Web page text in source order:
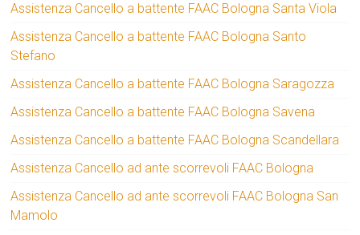
Assistenza Cancello a battente FAAC Bologna Santa Viola
Assistenza Cancello a battente FAAC Bologna Santo
Stefano
Assistenza Cancello a battente FAAC Bologna Saragozza
Assistenza Cancello a battente FAAC Bologna Savena
Assistenza Cancello a battente FAAC Bologna Scandellara
Assistenza Cancello ad ante scorrevoli FAAC Bologna
Assistenza Cancello ad ante scorrevoli FAAC Bologna San
Mamolo